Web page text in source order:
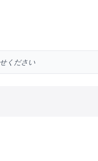
ください